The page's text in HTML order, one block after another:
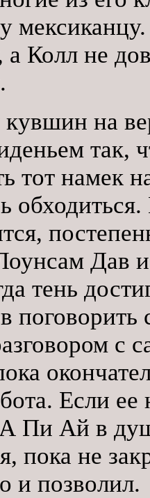
а Колл не
кувшин на
так,
тот намек
Дав
тень
с
Если ее
Пи Ай в
пока не
и позволил.